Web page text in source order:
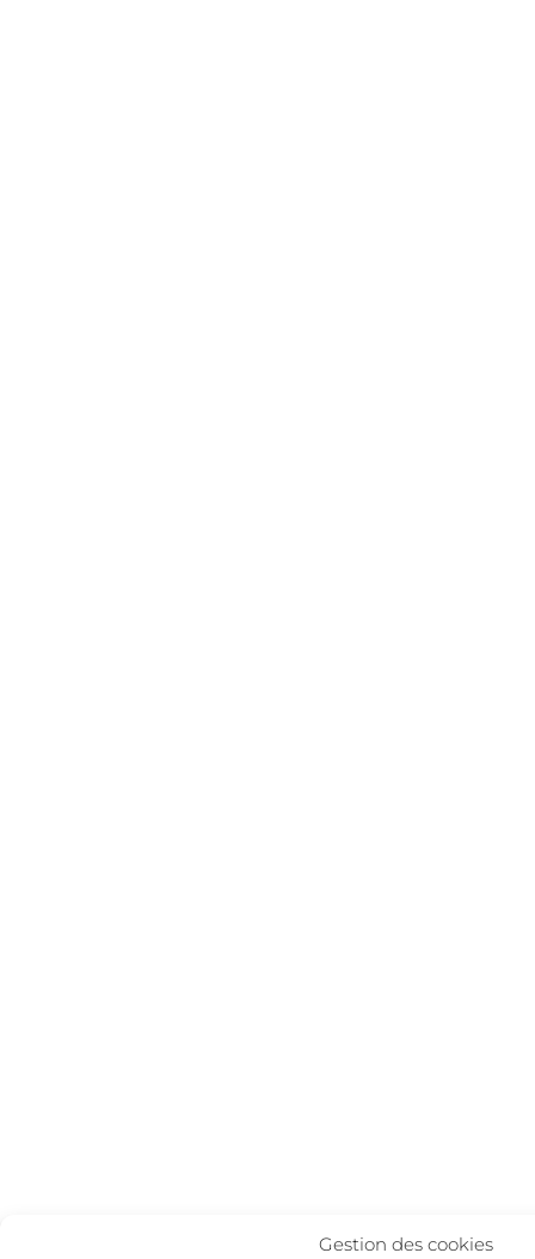
Gestion des cookies